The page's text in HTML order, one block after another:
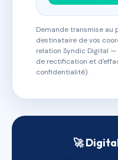
Demande transmise au
destinataire de vos
relation Syndic Digital
de rectification et
confidentialité).
🚀